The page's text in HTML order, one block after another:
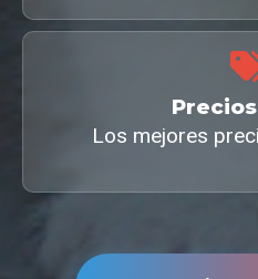
Los mejores